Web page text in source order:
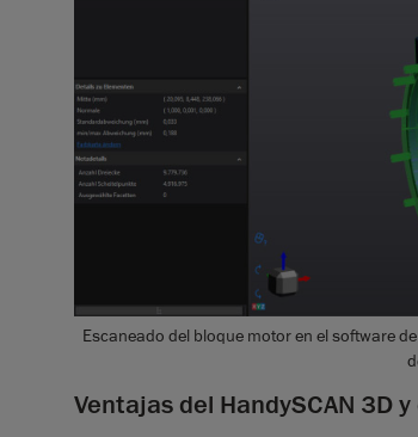
Escaneado del bloque motor en el software
Ventajas del HandySCAN 3D